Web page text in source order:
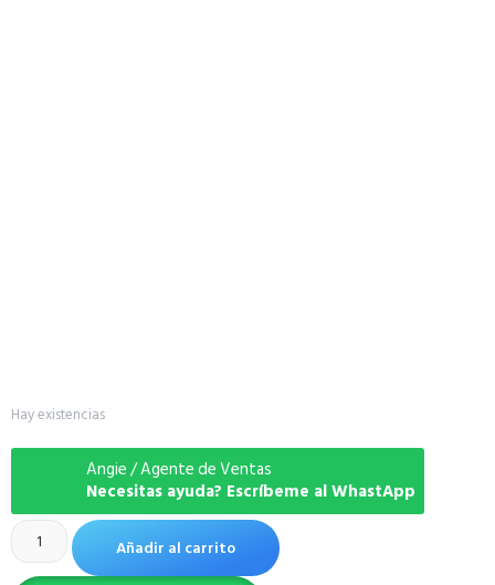
Hay existencias
Angie / Agente de Ventas
Necesitas ayuda? Escríbeme al WhastApp
Añadir al carrito